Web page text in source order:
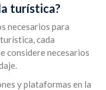
turística?
necesarios para
cada
considere necesarios
y plataformas en la